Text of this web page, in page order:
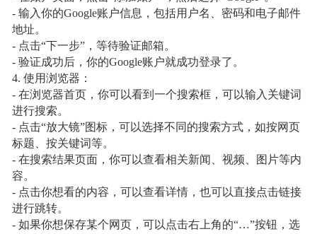
- 输入你的Google账户信息，包括用户名、密码和电子邮件
地址。
- 点击“下一步”，等待验证邮箱。
- 验证成功后，你的Google账户就成功登录了。
4. 使用浏览器：
- 在浏览器首页，你可以看到一个搜索框，可以输入关键词
进行搜索。
- 点击“放大镜”图标，可以选择不同的搜索方式，如按网页
标题、按关键词等。
- 在搜索结果页面，你可以查看相关新闻、视频、图片等内
容。
- 点击你想看的内容，可以查看详情，也可以直接点击链接
进行跳转。
- 如果你想保存某个网页，可以点击右上角的“…”按钮，选